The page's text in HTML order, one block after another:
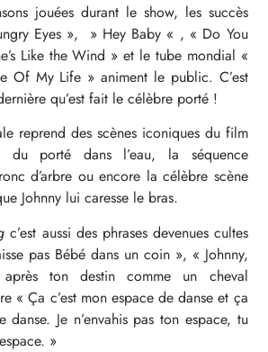
jouées durant le show, les succès
Eyes », » Hey Baby « , « Do You
Like the Wind » et le tube mondial «
Of My Life » animent le public. C’est
qu’est fait le célèbre porté !
reprend des scènes iconiques du film
du porté dans l’eau, la séquence
d’arbre ou encore la célèbre scène
Johnny lui caresse le bras.
c’est aussi des phrases devenues cultes
pas Bébé dans un coin », « Johnny,
ton destin comme un cheval
« Ça c’est mon espace de danse et ça
danse. Je n’envahis pas ton espace, tu
»